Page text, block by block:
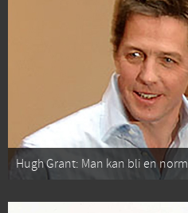
Hugh Grant: Man kan bli en